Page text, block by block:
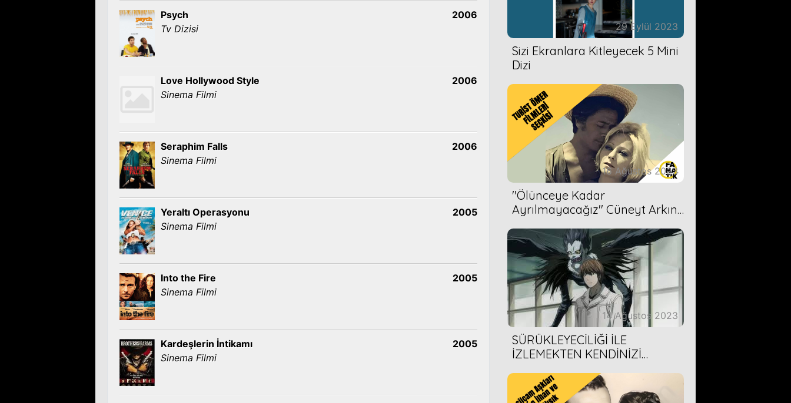
Psych
Tv Dizisi
2006
Love Hollywood Style
Sinema Filmi
2006
Seraphim Falls
Sinema Filmi
2006
Yeraltı Operasyonu
Sinema Filmi
2005
Into the Fire
Sinema Filmi
2005
Kardeşlerin İntikamı
Sinema Filmi
2005
29 Eylül 2023
Sizi Ekranlara Kitleyecek 5 Mini
Dizi
16 Ağustos 2023
''Ölünceye Kadar
Ayrılmayacağız'' Cüneyt Arkın-
14 Ağustos 2023
SÜRÜKLEYECİLİĞİ İLE
İZLEMEKTEN KENDİNİZİ
ÖNERİMİZ